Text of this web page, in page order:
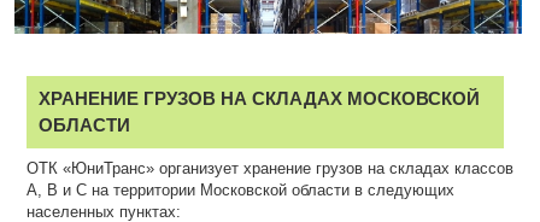
ХРАНЕНИЕ ГРУЗОВ НА СКЛАДАХ МОСКОВСКОЙ
ОБЛАСТИ
ОТК «ЮниТранс» организует хранение грузов на складах классов
А, B и С на территории Московской области в следующих
населенных пунктах: